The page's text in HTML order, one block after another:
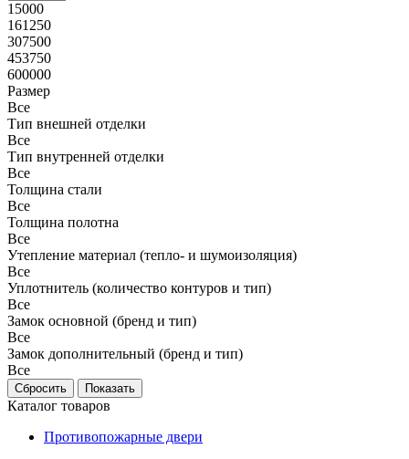
15000
161250
307500
453750
600000
Размер
Все
Тип внешней отделки
Все
Тип внутренней отделки
Все
Толщина стали
Все
Толщина полотна
Все
Утепление материал (тепло- и шумоизоляция)
Все
Уплотнитель (количество контуров и тип)
Все
Замок основной (бренд и тип)
Все
Замок дополнительный (бренд и тип)
Все
Каталог товаров
Противопожарные двери